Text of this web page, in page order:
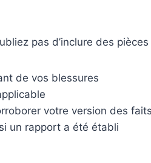
pas d’inclure des
de vos blessures
votre version des faits
si un rapport a été établi